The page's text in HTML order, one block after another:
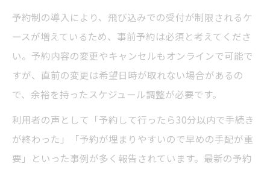
予約制の導入により、飛び込みでの受付が制限されるケ
ースが増えているため、事前予約は必須と考えてくださ
い。予約内容の変更やキャンセルもオンラインで可能で
すが、直前の変更は希望日時が取れない場合があるの
で、余裕を持ったスケジュール調整が必要です。
利用者の声として「予約して行ったら30分以内で手続き
が終わった」「予約が埋まりやすいので早めの手配が重
要」といった事例が多く報告されています。最新の予約